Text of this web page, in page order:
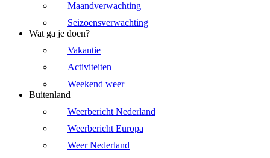
Maandverwachting
Seizoensverwachting
Wat ga je doen?
Vakantie
Activiteiten
Weekend weer
Buitenland
Weerbericht Nederland
Weerbericht Europa
Weer Nederland